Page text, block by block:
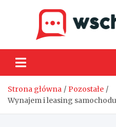
Strona główna
Pozostałe
Wynajem i leasing